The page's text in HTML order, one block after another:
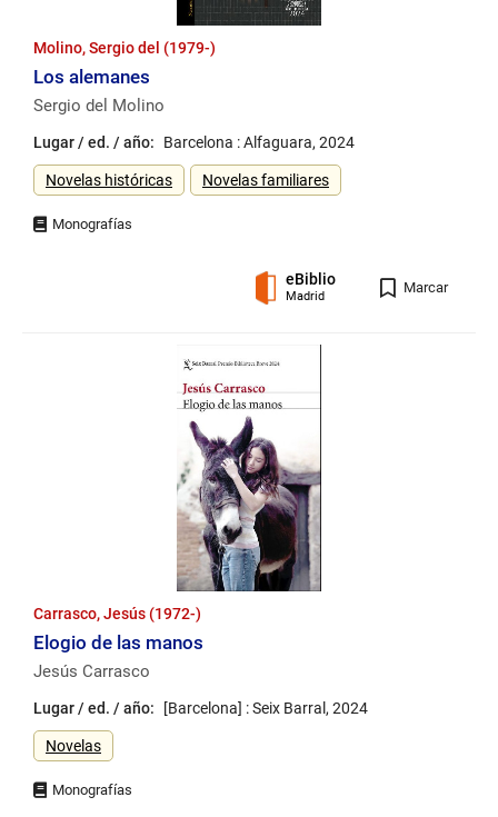
Molino, Sergio del (1979-)
Los alemanes
Sergio del Molino
Lugar / ed. / año:
Barcelona : Alfaguara, 2024
Género
Novelas históricas Novelas familiares
eBiblio
Madrid
Marcar
Carrasco, Jesús (1972-)
Elogio de las manos
Jesús Carrasco
Lugar / ed. / año:
[Barcelona] : Seix Barral, 2024
Género
Novelas